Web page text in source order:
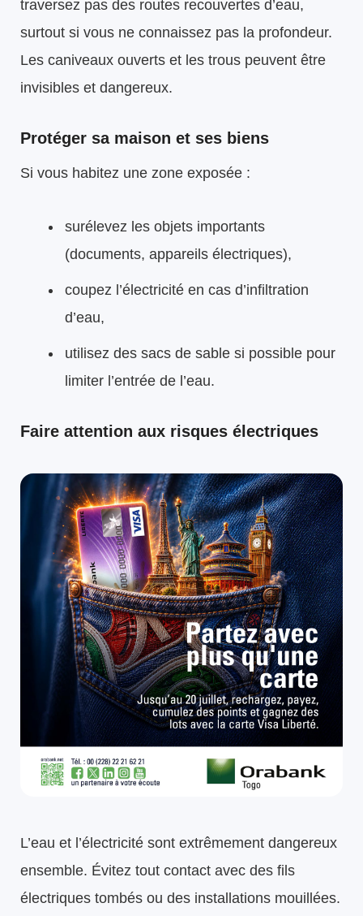
traversez pas des routes recouvertes d’eau,
surtout si vous ne connaissez pas la profondeur.
Les caniveaux ouverts et les trous peuvent être
invisibles et dangereux.
Protéger sa maison et ses biens
Si vous habitez une zone exposée :
surélevez les objets importants
(documents, appareils électriques),
coupez l’électricité en cas d’infiltration
d’eau,
utilisez des sacs de sable si possible pour
limiter l’entrée de l’eau.
Faire attention aux risques électriques
L’eau et l’électricité sont extrêmement dangereux
ensemble. Évitez tout contact avec des fils
électriques tombés ou des installations mouillées.